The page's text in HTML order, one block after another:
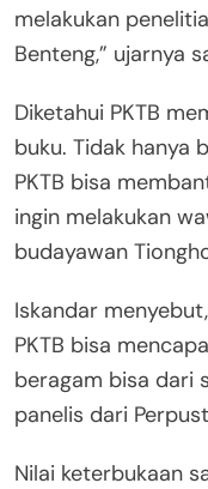
melakukan
Benteng,” ujarnya
Diketahui PKTB
buku. Tidak hanya
PKTB bisa
ingin melakukan
budayawan
Iskandar
PKTB bisa
beragam bisa dari
panelis dari
Nilai keterbukaan